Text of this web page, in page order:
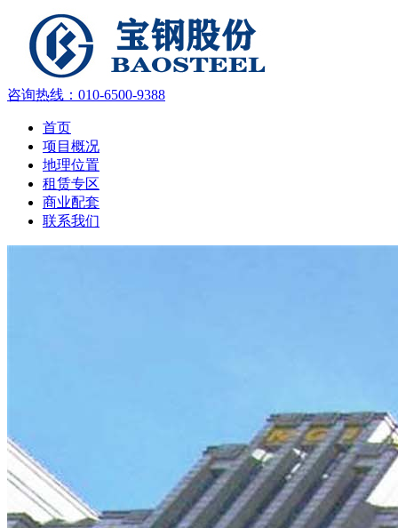
咨询热线： 010-6500-9388
首页
项目概况
地理位置
租赁专区
商业配套
联系我们